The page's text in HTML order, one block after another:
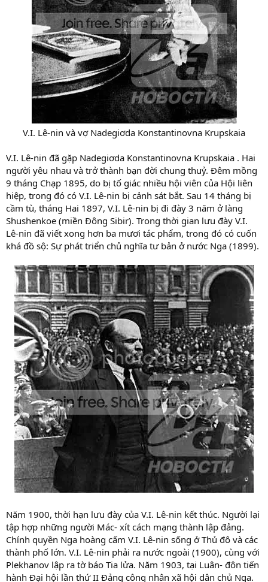
V.I. Lê-nin và vợ Nadegiơda Konstantinovna Krupskaia​
V.I. Lê-nin đã gặp Nadegiơda Konstantinovna Krupskaia . Hai
người yêu nhau và trở thành bạn đời chung thuỷ. Đêm mồng
9 tháng Chạp 1895, do bị tố giác nhiều hội viên của Hội liên
hiệp, trong đó có V.I. Lê-nin bị cảnh sát bắt. Sau 14 tháng bị
cầm tù, tháng Hai 1897, V.I. Lê-nin bị đi đày 3 năm ở làng
Shushenkoe (miền Đông Sibir). Trong thời gian lưu đày V.I.
Lê-nin đã viết xong hơn ba mươi tác phẩm, trong đó có cuốn
khá đồ sộ: Sự phát triển chủ nghĩa tư bản ở nước Nga (1899).
Năm 1900, thời hạn lưu đày của V.I. Lê-nin kết thúc. Người lại
tập hợp những người Mác- xít cách mạng thành lập đảng.
Chính quyền Nga hoàng cấm V.I. Lê-nin sống ở Thủ đô và các
thành phố lớn. V.I. Lê-nin phải ra nước ngoài (1900), cùng với
Plekhanov lập ra tờ báo Tia lửa. Năm 1903, tại Luân- đôn tiến
hành Đại hội lần thứ II Đảng công nhân xã hội dân chủ Nga.